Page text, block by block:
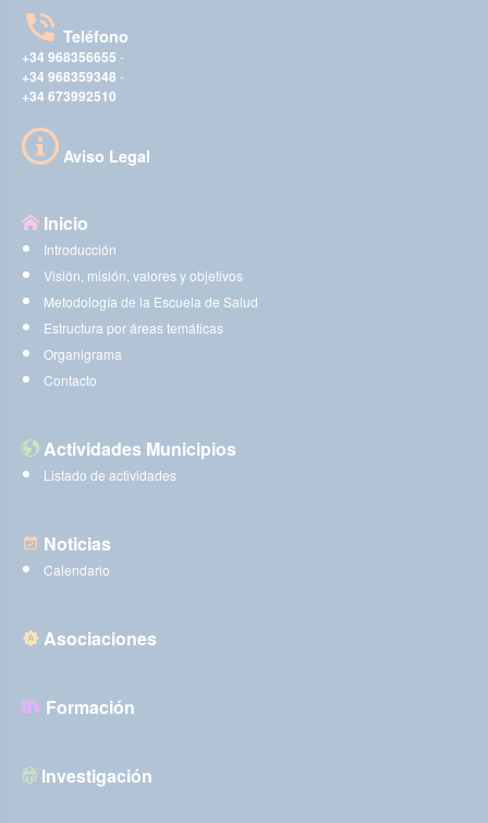
Teléfono
+34 968356655 -
+34 968359348 -
+34 673992510
Aviso Legal
Inicio
Introducción
Visión, misión, valores y objetivos
Metodología de la Escuela de Salud
Estructura por áreas temáticas
Organigrama
Contacto
Actividades Municipios
Listado de actividades
Noticias
Calendario
Asociaciones
Formación
Investigación